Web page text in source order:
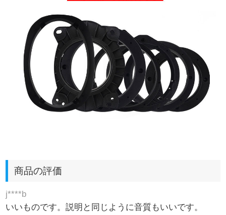
商品の評価
j****b
いいものです。説明と同じように音質もいいです。